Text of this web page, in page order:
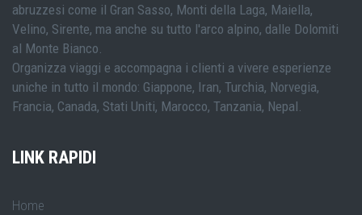
abruzzesi come il Gran Sasso, Monti della Laga, Maiella,
Velino, Sirente, ma anche su tutto l'arco alpino, dalle Dolomiti
al Monte Bianco.
Organizza viaggi e accompagna i clienti a vivere esperienze
uniche in tutto il mondo: Giappone, Iran, Turchia, Norvegia,
Francia, Canada, Stati Uniti, Marocco, Tanzania, Nepal.
LINK RAPIDI
Home